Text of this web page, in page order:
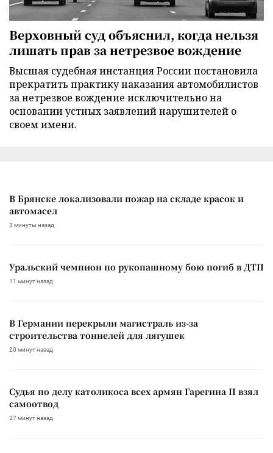
Верховный суд объяснил, когда нельзя
лишать прав за нетрезвое вождение
Высшая судебная инстанция России постановила
прекратить практику наказания автомобилистов
за нетрезвое вождение исключительно на
основании устных заявлений нарушителей о
своем имени.
В Брянске локализовали пожар на складе красок и
автомасел
3 минуты назад
Уральский чемпион по рукопашному бою погиб в ДТП
11 минут назад
В Германии перекрыли магистраль из-за
строительства тоннелей для лягушек
20 минут назад
Судья по делу католикоса всех армян Гарегина II взял
самоотвод
27 минут назад